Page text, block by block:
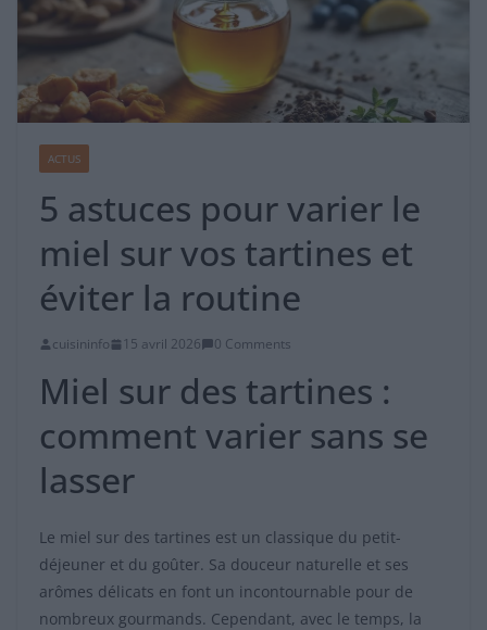
ACTUS
5 astuces pour varier le
miel sur vos tartines et
éviter la routine
cuisininfo 15 avril 2026 0 Comments
Miel sur des tartines :
comment varier sans se
lasser
Le miel sur des tartines est un classique du petit-
déjeuner et du goûter. Sa douceur naturelle et ses
arômes délicats en font un incontournable pour de
nombreux gourmands. Cependant, avec le temps, la